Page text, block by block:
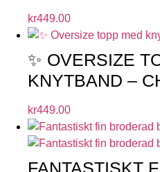
kr449.00
✨ OVERSIZE
KNYTBAND –
kr449.00
FANTASTISKT